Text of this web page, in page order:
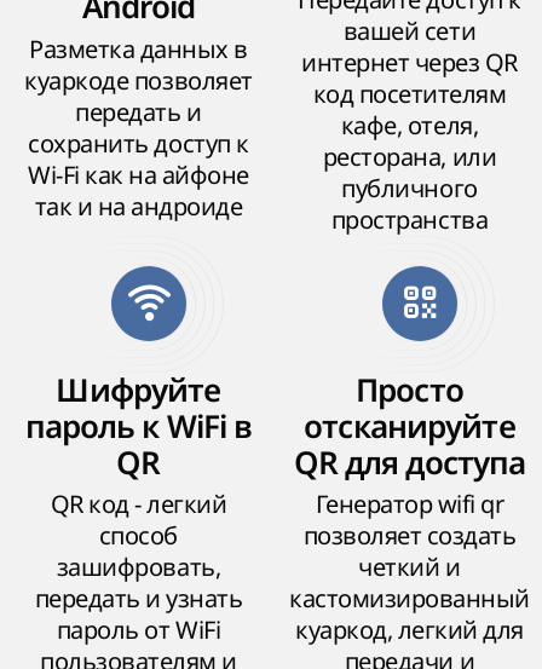
Разметка данных в
куаркоде позволяет
передать и
сохранить доступ к
Wi-Fi как на айфоне
так и на андроиде
вашей сети
интернет через QR
код посетителям
кафе, отеля,
ресторана, или
публичного
пространства
Шифруйте
пароль к WiFi в
QR
QR код - легкий
способ
зашифровать,
передать и узнать
пароль от WiFi
пользователям и
Просто
отсканируйте
QR для доступа
Генератор wifi qr
позволяет создать
четкий и
кастомизированный
куаркод, легкий для
передачи и